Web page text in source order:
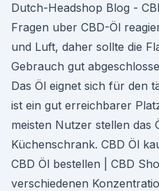
Dutch-Headshop Blog -
Fragen uber CBD-Öl
und Luft, daher sollte die
Gebrauch gut
Das Öl eignet sich für den
ist ein gut erreichbarer
meisten Nutzer stellen das
Küchenschrank. CBD Öl
CBD Öl bestellen | CBD
verschiedenen